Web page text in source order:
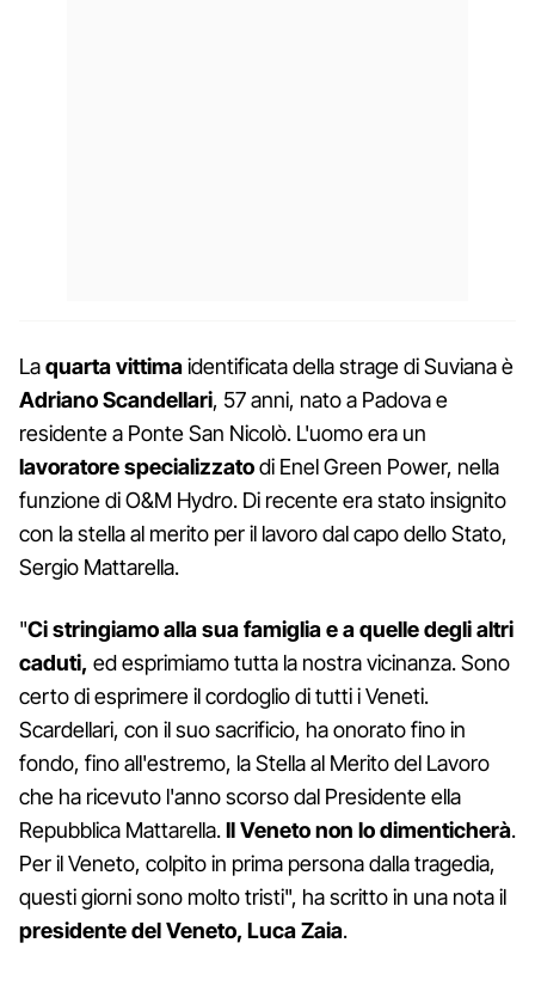
Laquartavittimaidentificata della strage di Suviana è
AdrianoScandellari, 57 anni, nato a Padova e
residente a Ponte San Nicolò. L'uomo era un
lavoratorespecializzatodi Enel Green Power, nella
funzione di O&M Hydro. Di recente era stato insignito
con la stella al merito per il lavoro dal capo dello Stato,
Sergio Mattarella.
"Ci stringiamo alla sua famiglia e a quelle degli altri
caduti, ed esprimiamo tutta la nostra vicinanza. Sono
certo di esprimere il cordoglio di tutti i Veneti.
Scardellari, con il suo sacrificio, ha onorato fino in
fondo, fino all'estremo, la Stella al Merito del Lavoro
che ha ricevuto l'anno scorso dal Presidente ella
Repubblica Mattarella.Il Veneto non lo dimenticherà.
Per il Veneto, colpito in prima persona dalla tragedia,
questi giorni sono molto tristi", ha scritto in una nota il
presidente del Veneto, Luca Zaia.